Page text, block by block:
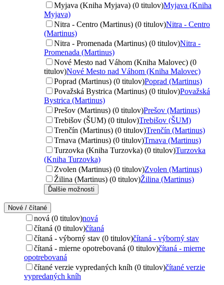
Myjava (Kniha Myjava) (0 titulov)Myjava (Kniha
Myjava)
Nitra - Centro (Martinus) (0 titulov)Nitra - Centro
(Martinus)
Nitra - Promenada (Martinus) (0 titulov)Nitra -
Promenada (Martinus)
Nové Mesto nad Váhom (Kniha Malovec) (0
titulov)Nové Mesto nad Váhom (Kniha Malovec)
Poprad (Martinus) (0 titulov)Poprad (Martinus)
Považská Bystrica (Martinus) (0 titulov)Považská
Bystrica (Martinus)
Prešov (Martinus) (0 titulov)Prešov (Martinus)
Trebišov (ŠUM) (0 titulov)Trebišov (ŠUM)
Trenčín (Martinus) (0 titulov)Trenčín (Martinus)
Trnava (Martinus) (0 titulov)Trnava (Martinus)
Turzovka (Kniha Turzovka) (0 titulov)Turzovka
(Kniha Turzovka)
Zvolen (Martinus) (0 titulov)Zvolen (Martinus)
Žilina (Martinus) (0 titulov)Žilina (Martinus)
Ďalšie možnosti
Nové / čítané
nová (0 titulov)nová
čítaná (0 titulov)čítaná
čítaná - výborný stav (0 titulov)čítaná - výborný stav
čítaná - mierne opotrebovaná (0 titulov)čítaná - mierne
opotrebovaná
čítané verzie vypredaných kníh (0 titulov)čítané verzie
vypredaných kníh